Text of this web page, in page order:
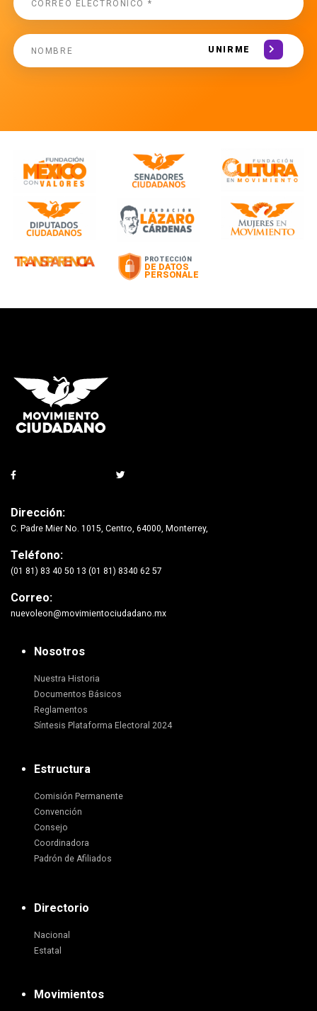
UNIRME
Dirección:
C. Padre Mier No. 1015, Centro, 64000, Monterrey,
Teléfono:
(01 81) 83 40 50 13 (01 81) 8340 62 57
Correo:
nuevoleon@movimientociudadano.mx
Nosotros
Nuestra Historia
Documentos Básicos
Reglamentos
Síntesis Plataforma Electoral 2024
Estructura
Comisión Permanente
Convención
Consejo
Coordinadora
Padrón de Afiliados
Directorio
Nacional
Estatal
Movimientos